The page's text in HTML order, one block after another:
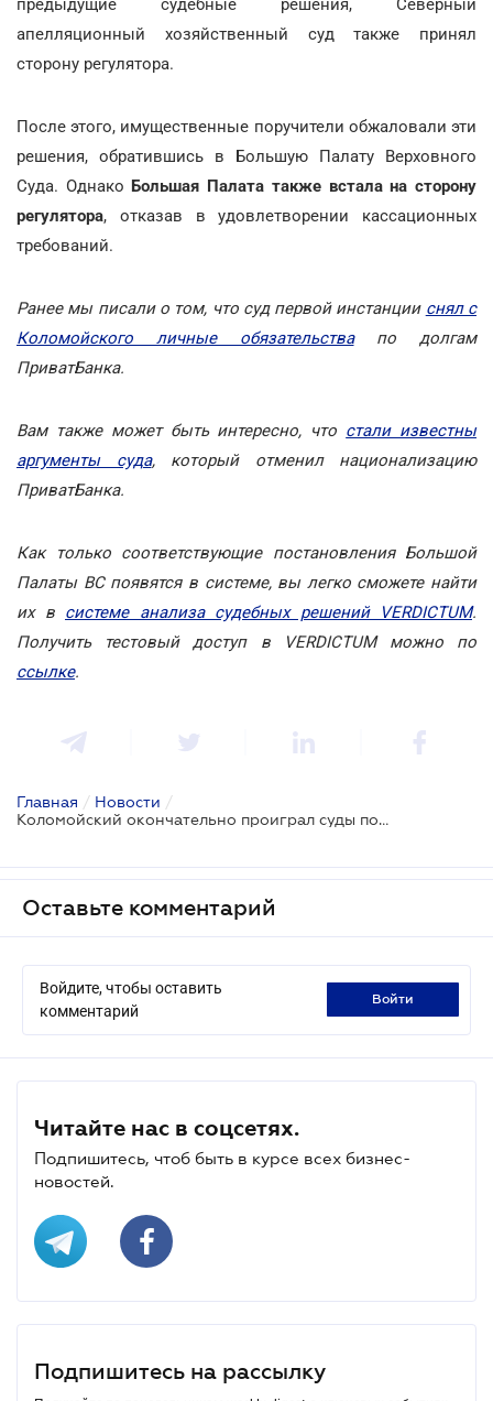
предыдущие судебные решения, Северный
апелляционный хозяйственный суд также принял
сторону регулятора.
После этого, имущественные поручители обжаловали эти
решения, обратившись в Большую Палату Верховного
Суда. ОднакоБольшая Палата также встала на сторону
регулятора, отказав в удовлетворении кассационных
требований.
Ранее мы писали о том, что суд первой инстанции снял с
Коломойского личные обязательствапо долгам
ПриватБанка.
Вам также может быть интересно, что стали известны
аргументы суда, который отменил национализацию
ПриватБанка.
Как только соответствующие постановления Большой
Палаты ВС появятся в системе, вы легко сможете найти
их в системе анализа судебных решений VERDICTUM.
Получить тестовый доступ в VERDICTUM можно по
ссылке.
Главная / Новости /
Коломойский окончательно проиграл суды по залоговому имуществу на 2,6 млрд грн
Оставьте комментарий
Войдите, чтобы оставить
комментарий
войти
Читайте нас в соцсетях.
Подпишитесь, чтоб быть в курсе всех бизнес-
новостей.
Подпишитесь на рассылку